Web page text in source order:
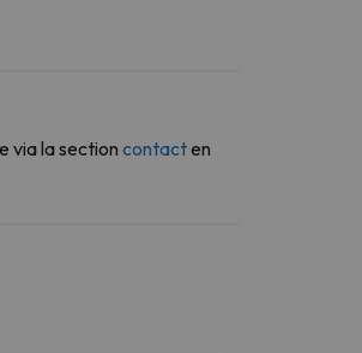
via la section contacten